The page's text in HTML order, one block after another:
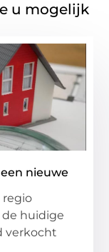
u mogelijk
nieuwe
regio
huidige
verkocht